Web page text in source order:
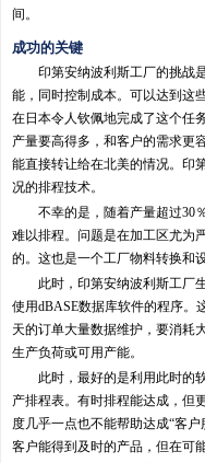
间。
成功的关键
印第安纳波利斯工厂的挑战是
能，同时控制成本。可以达到这
在日本令人钦佩地完成了这个任
产量要高得多，和客户的需求更
能直接转让给在北美的情况。印
况的排程技术。
不幸的是，随着产量超过30％
难以排程。问题是在加工区尤为
的。这也是一个工厂物料转换和
此时，印第安纳波利斯工厂生
使用dBASE数据库软件的程序。
天的订单大量数据维护，要消耗
生产负荷或可用产能。
此时，最好的是利用此时的软
产排程表。有时排程能达成，但
度几乎一点也不能帮助达成“客
客户能得到及时的产品，但在可